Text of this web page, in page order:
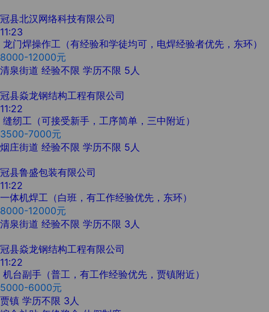
冠县北汉网络科技有限公司
11:23
龙门焊操作工（有经验和学徒均可，电焊经验者优先，东环）
8000-12000元
清泉街道 经验不限 学历不限 5人
冠县焱龙钢结构工程有限公司
11:22
缝纫工（可接受新手，工序简单，三中附近）
3500-7000元
烟庄街道 经验不限 学历不限 5人
冠县鲁盛包装有限公司
11:22
一体机焊工（白班，有工作经验优先，东环）
8000-12000元
清泉街道 经验不限 学历不限 3人
冠县焱龙钢结构工程有限公司
11:22
机台副手（普工，有工作经验优先，贾镇附近）
5000-6000元
贾镇 学历不限 3人